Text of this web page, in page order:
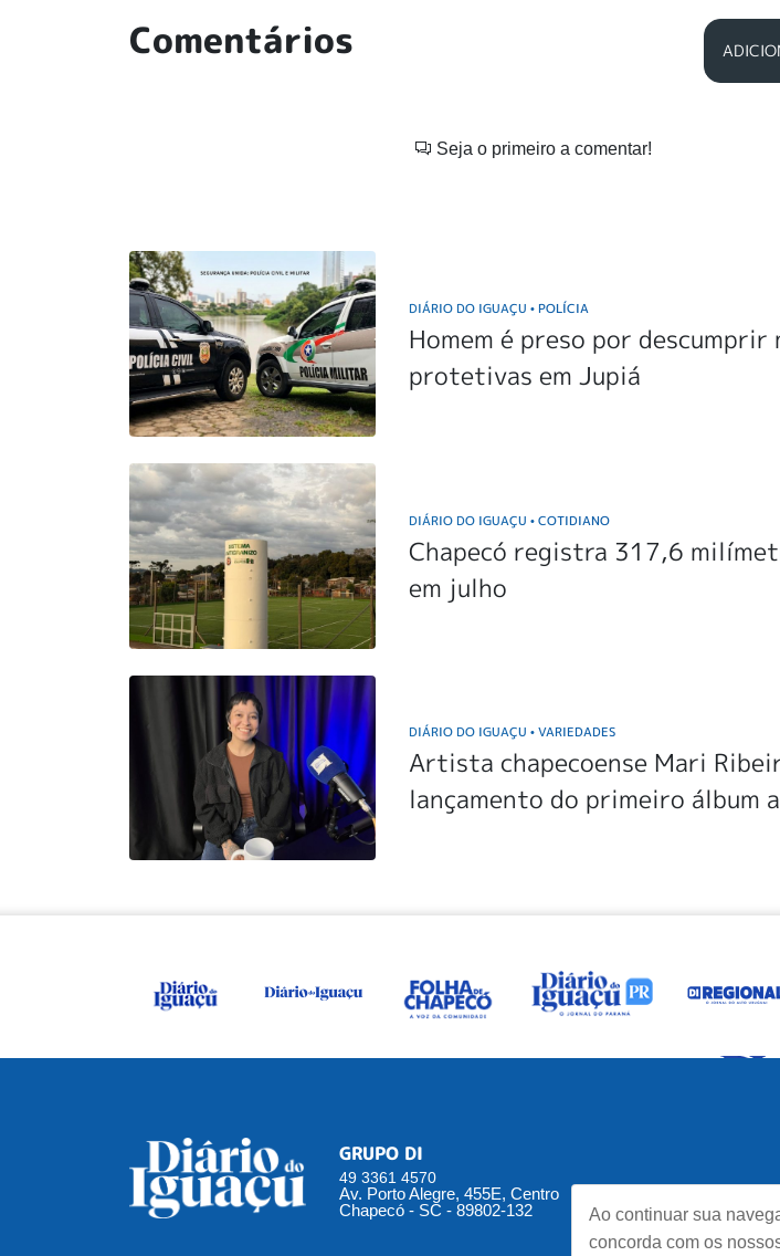
Ao continuar sua
concorda com os
Comentários
Seja o primeiro a comentar!
DIÁRIO DO IGUAÇU• POLÍCIA
Homem é preso por descumprir
protetivas em Jupiá
DIÁRIO DO IGUAÇU• COTIDIANO
Chapecó registra 317,6
em julho
DIÁRIO DO IGUAÇU• VARIEDADES
Artista chapecoense Mari
lançamento do primeiro álbum
GRUPO DI
49 3361 4570
Av. Porto Alegre, 455E, Centro
Chapecó - SC - 89802-132